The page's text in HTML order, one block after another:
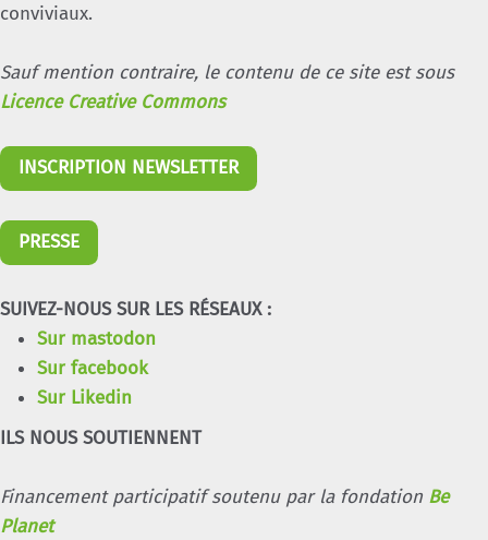
conviviaux.
Sauf mention contraire, le contenu de ce site est sous
Licence Creative Commons
INSCRIPTION NEWSLETTER
PRESSE
SUIVEZ-NOUS SUR LES RÉSEAUX :
Sur mastodon
Sur facebook
Sur Likedin
ILS NOUS SOUTIENNENT
Financement participatif soutenu par la fondation Be
Planet